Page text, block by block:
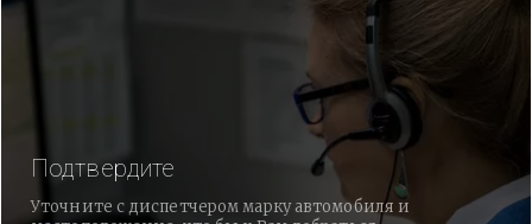
Подтвердите
Уточните с диспетчером марку автомобиля и